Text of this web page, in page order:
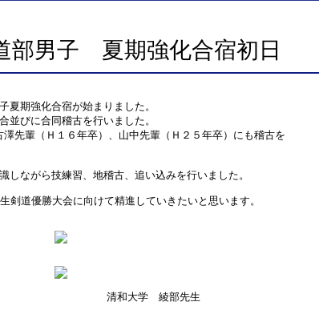
部男子 夏期強化合宿初日
期強化合宿が始まりました。
並びに合同稽古を行いました。
先輩（Ｈ１６年卒）、山中先輩（Ｈ２５年卒）にも稽古を
しながら技練習、地稽古、追い込みを行いました。
剣道優勝大会に向けて精進していきたいと思います。
綾部先生